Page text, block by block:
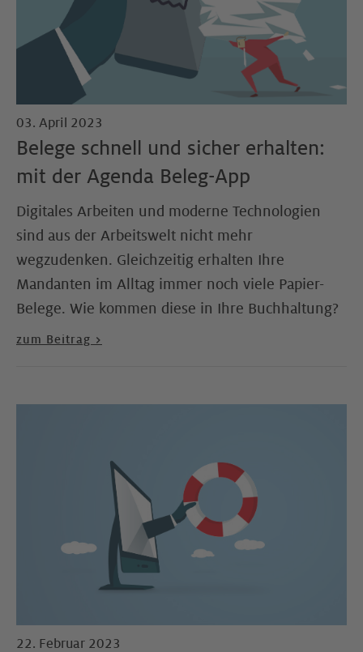
03. April 2023
Belege schnell und sicher erhalten:
mit der Agenda Beleg-App
Digitales Arbeiten und moderne Technologien
sind aus der Arbeitswelt nicht mehr
wegzudenken. Gleichzeitig erhalten Ihre
Mandanten im Alltag immer noch viele Papier-
Belege. Wie kommen diese in Ihre Buchhaltung?
zum Beitrag >
22. Februar 2023